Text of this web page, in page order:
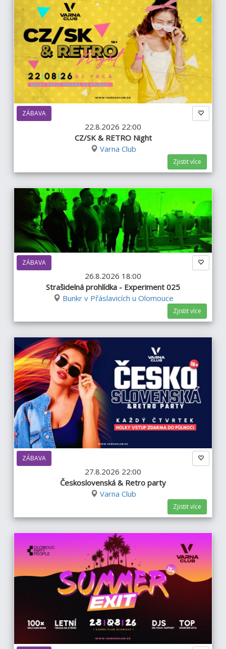
ZÁBAVA
22.8.2026 22:00
CZ/SK & RETRO Night
Varna Club
Zjistit více
ZÁBAVA
26.8.2026 18:00
Strašidelná prohlídka - Experiment 025
Bunkr v Přáslavicích u Olomouce
Zjistit více
ZÁBAVA
27.8.2026 22:00
Československá & Retro party
Varna Club
Zjistit více